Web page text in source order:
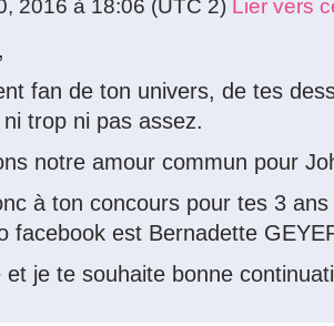
2016 à 18:06 (UTC 2) Lier vers
fan de ton univers, de tes
trop ni pas assez.
notre amour commun pour
à ton concours pour tes 3
facebook est Bernadette
je te souhaite bonne